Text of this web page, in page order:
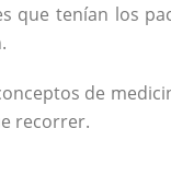
que tenían los
de
recorrer.